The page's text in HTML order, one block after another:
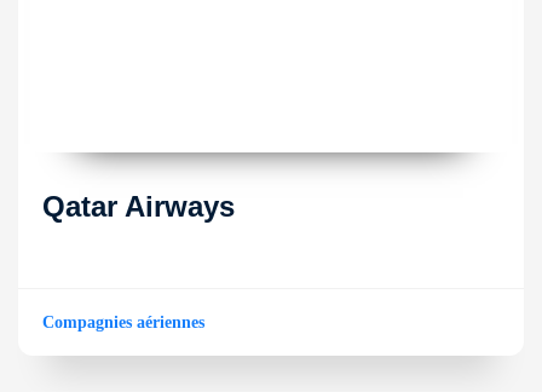
Qatar Airways
Compagnies aériennes